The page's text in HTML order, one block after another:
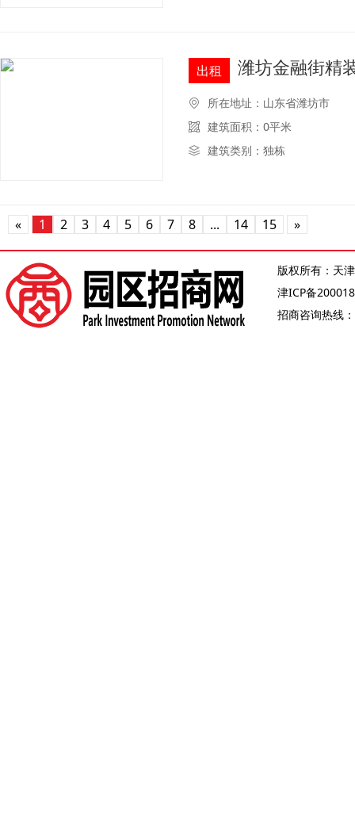
出租 潍坊金融街精
所在地址：山东省潍坊市
建筑面积：0平米
建筑类别：独栋
« 1 2 3 4 5 6 7 8 ... 14 15 »
版权所有：天
津ICP备
招商咨询热线：